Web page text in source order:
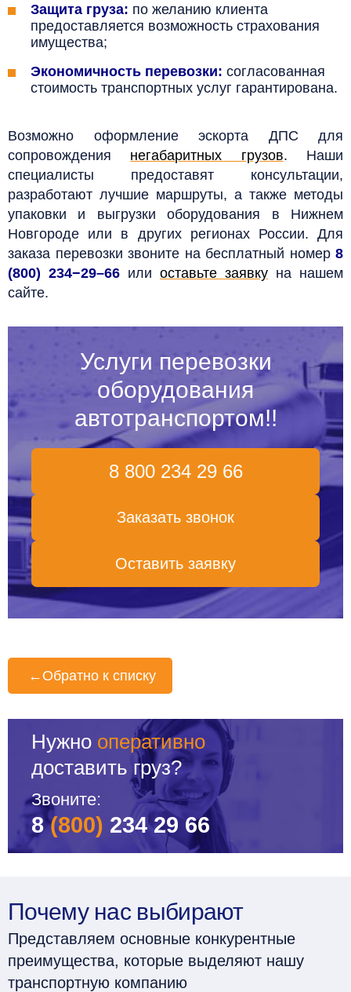
Защита груза: по желанию клиента
предоставляется возможность страхования
имущества;
Экономичность перевозки: согласованная
стоимость транспортных услуг гарантирована.
Возможно оформление эскорта ДПС для
сопровождения негабаритных грузов. Наши
специалисты предоставят консультации,
разработают лучшие маршруты, а также методы
упаковки и выгрузки оборудования в Нижнем
Новгороде или в других регионах России.Для
заказа перевозки звоните на бесплатный номер 8
(800) 234−29–66 или оставьте заявку на нашем
сайте.
Услуги перевозки
оборудования
автотранспортом!!
8 800 234 29 66
Заказать звонок
Оставить заявку
← Обратно к списку
Нужно оперативно
доставить груз?
Звоните:
8(800) 234 29 66
Почему нас выбирают
Представляем основные конкурентные
преимущества, которые выделяют нашу
транспортную компанию